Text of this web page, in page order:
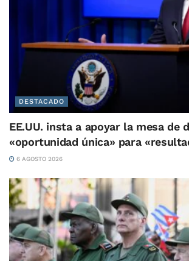
DESTACADO
EE.UU. insta a apoyar la mesa de
«oportunidad única» para
6 AGOSTO 2026